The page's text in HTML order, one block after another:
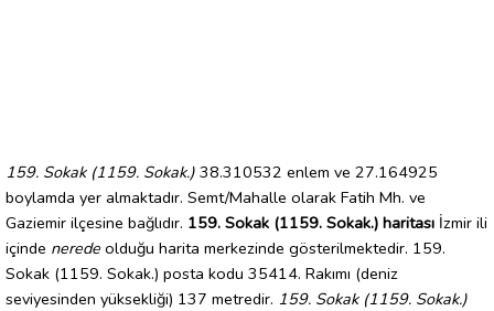
159. Sokak (1159. Sokak.) 38.310532 enlem ve 27.164925
boylamda yer almaktadır. Semt/Mahalle olarak Fatih Mh. ve
Gaziemir ilçesine bağlıdır. 159. Sokak (1159. Sokak.) haritası İzmir ili
içinde nerede olduğu harita merkezinde gösterilmektedir. 159.
Sokak (1159. Sokak.) posta kodu 35414. Rakımı (deniz
seviyesinden yüksekliği) 137 metredir. 159. Sokak (1159. Sokak.)